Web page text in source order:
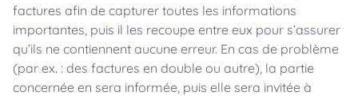
factures afin de capturer toutes les informations
importantes, puis il les recoupe entre eux pour s’assurer
qu’ils ne contiennent aucune erreur. En cas de problème
(par ex. : des factures en double ou autre), la partie
concernée en sera informée, puis elle sera invitée à